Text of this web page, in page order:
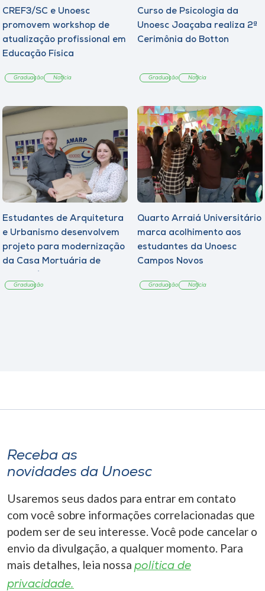
CREF3/SC e Unoesc
promovem workshop de
atualização profissional em
Educação Física
Graduação Notícia
Curso de Psicologia da
Unoesc Joaçaba realiza 2ª
Cerimônia do Botton
Graduação Notícia
Estudantes de Arquitetura
e Urbanismo desenvolvem
projeto para modernização
da Casa Mortuária de
Graduação
Quarto Arraiá Universitário
marca acolhimento aos
estudantes da Unoesc
Campos Novos
Graduação Notícia
Receba as
novidades da Unoesc
Usaremos seus dados para entrar em contato
com você sobre informações correlacionadas que
podem ser de seu interesse. Você pode cancelar o
envio da divulgação, a qualquer momento. Para
mais detalhes, leia nossa política de
privacidade.